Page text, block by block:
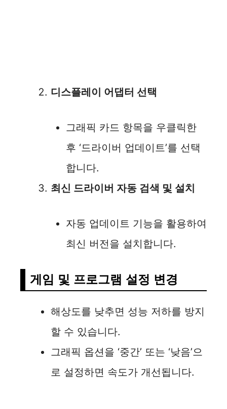
디스플레이 어댑터 선택
그래픽 카드 항목을 우클릭한
후 ‘드라이버 업데이트’를 선택
합니다.
최신 드라이버 자동 검색 및 설치
자동 업데이트 기능을 활용하여
최신 버전을 설치합니다.
게임 및 프로그램 설정 변경
해상도를 낮추면 성능 저하를 방지
할 수 있습니다.
그래픽 옵션을 ‘중간’ 또는 ‘낮음’으
로 설정하면 속도가 개선됩니다.